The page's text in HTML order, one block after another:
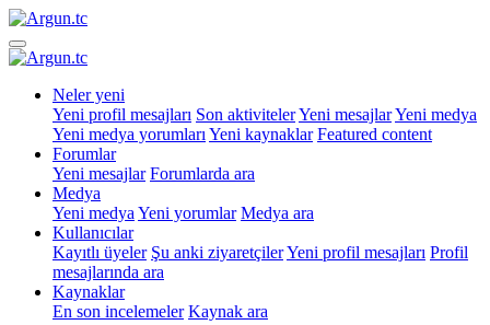
Neler yeni
Yeni profil mesajları Son aktivitelerYeni mesajlarYeni medya
Yeni medya yorumları Yeni kaynaklar Featured content
Forumlar
Yeni mesajlar Forumlarda ara
Medya
Yeni medya Yeni yorumlar Medya ara
Kullanıcılar
Kayıtlı üyeler Şu anki ziyaretçilerYeni profil mesajları Profil
mesajlarında ara
Kaynaklar
En son incelemeler Kaynak ara